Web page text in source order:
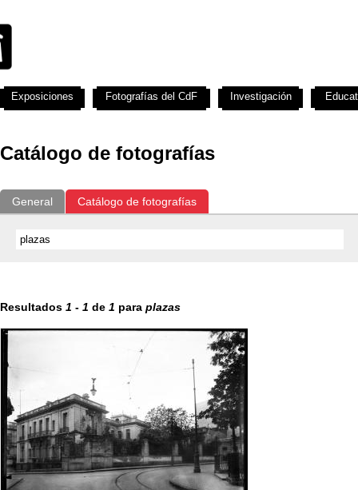
Catálogo de fotografías
General Catálogo de fotografías
Resultados 1 - 1 de 1 para plazas
Exposiciones Fotografías del CdF Investigación